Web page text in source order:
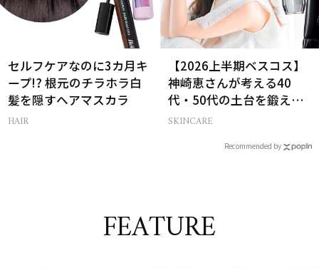
セルフケアなのに3カ月キ
ープ!? 根元のチラホラ白
髪を隠すヘアマスカラ
HAIR
【2026上半期ベスコス】
神崎恵さんが考える40
代・50代の土台を鍛える
肌投資名品
SKINCARE
Recommended by
FEATURE